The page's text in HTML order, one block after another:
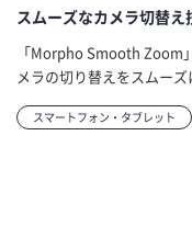
スムーズなカメラ切替え
「Morpho Smooth Zoom
メラの切り替えをスムーズ
スマートフォン・タブレット